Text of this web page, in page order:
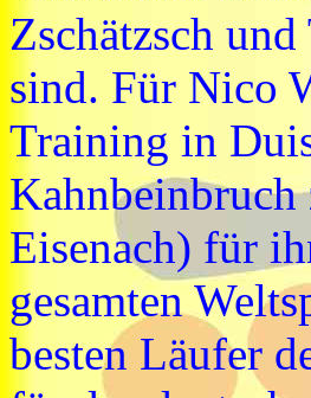
Zschätzsch
sind. Für Nico
Training in
Eisenach) für
gesamten
besten Läufer